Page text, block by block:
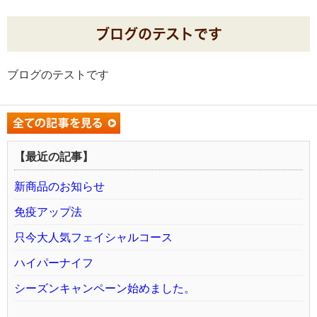
ブログのテストです
ブログのテストです
【最近の記事】
新商品のお知らせ
免疫アップ法
只今大人気フェイシャルコース
ハイパーナイフ
シーズンキャンペーン始めました。